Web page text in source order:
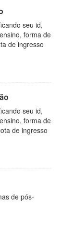
seu id,
forma de
de ingresso
seu id,
forma de
de ingresso
de pós-